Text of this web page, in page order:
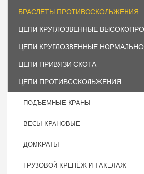
БРАСЛЕТЫ ПРОТИВОСКОЛЬЖЕНИЯ
ЦЕПИ КРУГЛОЗВЕННЫЕ
ЦЕПИ КРУГЛОЗВЕННЫЕ
ЦЕПИ ПРИВЯЗИ СКОТА
ЦЕПИ ПРОТИВОСКОЛЬЖЕНИЯ
ПОДЪЕМНЫЕ КРАНЫ
ВЕСЫ КРАНОВЫЕ
ДОМКРАТЫ
ГРУЗОВОЙ КРЕПЁЖ И ТАКЕЛАЖ